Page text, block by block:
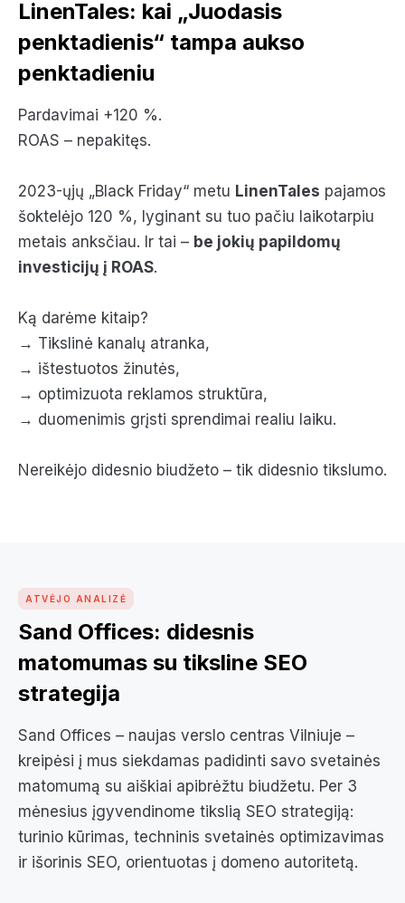
LinenTales: kai „Juodasis
penktadienis“ tampa aukso
penktadieniu
Pardavimai +120 %.
ROAS – nepakitęs.
2023-ųjų „Black Friday“ metu LinenTales pajamos
šoktelėjo 120 %, lyginant su tuo pačiu laikotarpiu
metais anksčiau. Ir tai – be jokių papildomų
investicijų į ROAS.
Ką darėme kitaip?
→ Tikslinė kanalų atranka,
→ ištestuotos žinutės,
→ optimizuota reklamos struktūra,
→ duomenimis grįsti sprendimai realiu laiku.
Nereikėjo didesnio biudžeto – tik didesnio tikslumo.
ATVĖJO ANALIZĖ
Sand Offices: didesnis
matomumas su tiksline SEO
strategija
Sand Offices – naujas verslo centras Vilniuje –
kreipėsi į mus siekdamas padidinti savo svetainės
matomumą su aiškiai apibrėžtu biudžetu. Per 3
mėnesius įgyvendinome tikslią SEO strategiją:
turinio kūrimas, techninis svetainės optimizavimas
ir išorinis SEO, orientuotas į domeno autoritetą.